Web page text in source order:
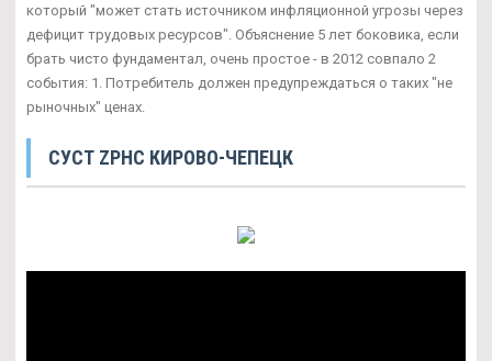
который "может стать источником инфляционной угрозы через
дефицит трудовых ресурсов". Объяснение 5 лет боковика, если
брать чисто фундаментал, очень простое - в 2012 совпало 2
события: 1. Потребитель должен предупреждаться о таких "не
рыночных" ценах.
СУСТ ZPHC КИРОВО-ЧЕПЕЦК